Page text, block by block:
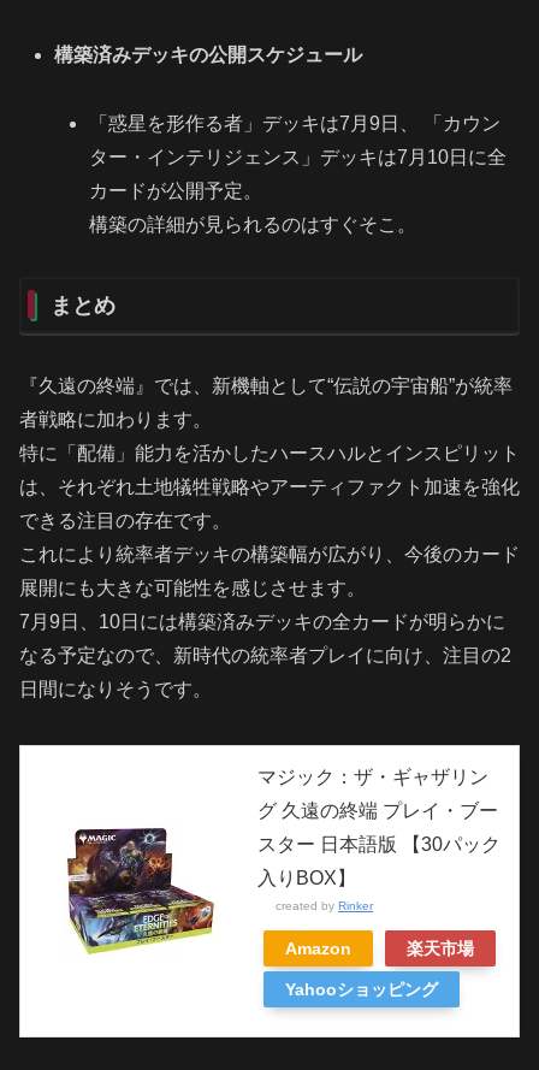
構築済みデッキの公開スケジュール
「惑星を形作る者」デッキは7月9日、 「カウン
ター・インテリジェンス」デッキは7月10日に全
カードが公開予定。
構築の詳細が見られるのはすぐそこ。
まとめ
『久遠の終端』では、新機軸として“伝説の宇宙船”が統率
者戦略に加わります。
特に「配備」能力を活かしたハースハルとインスピリット
は、それぞれ土地犠牲戦略やアーティファクト加速を強化
できる注目の存在です。
これにより統率者デッキの構築幅が広がり、今後のカード
展開にも大きな可能性を感じさせます。
7月9日、10日には構築済みデッキの全カードが明らかに
なる予定なので、新時代の統率者プレイに向け、注目の2
日間になりそうです。
マジック：ザ・ギャザリン
グ 久遠の終端 プレイ・ブー
スター 日本語版 【30パック
入りBOX】
created by Rinker
Amazon 楽天市場
Yahooショッピング